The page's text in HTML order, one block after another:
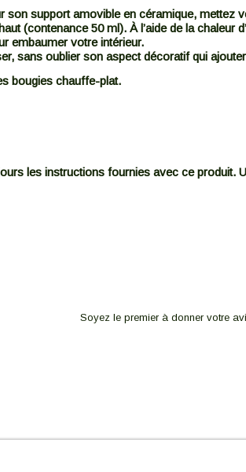
son support amovible en céramique,
(contenance 50 ml). À l’aide de la chaleur
embaumer votre intérieur.
sans oublier son aspect décoratif qui
bougies chauffe-plat.
les instructions fournies avec ce produit.
Soyez le premier à donner votre